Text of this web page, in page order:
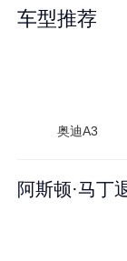
车型推荐
奥迪A3
阿斯顿·马丁